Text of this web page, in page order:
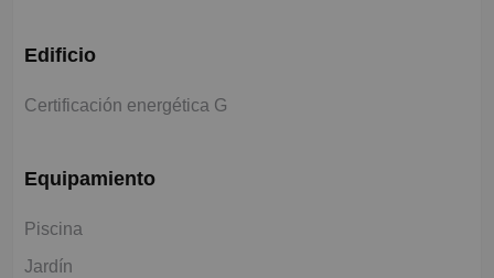
Edificio
Certificación energética G
Equipamiento
Piscina
Jardín